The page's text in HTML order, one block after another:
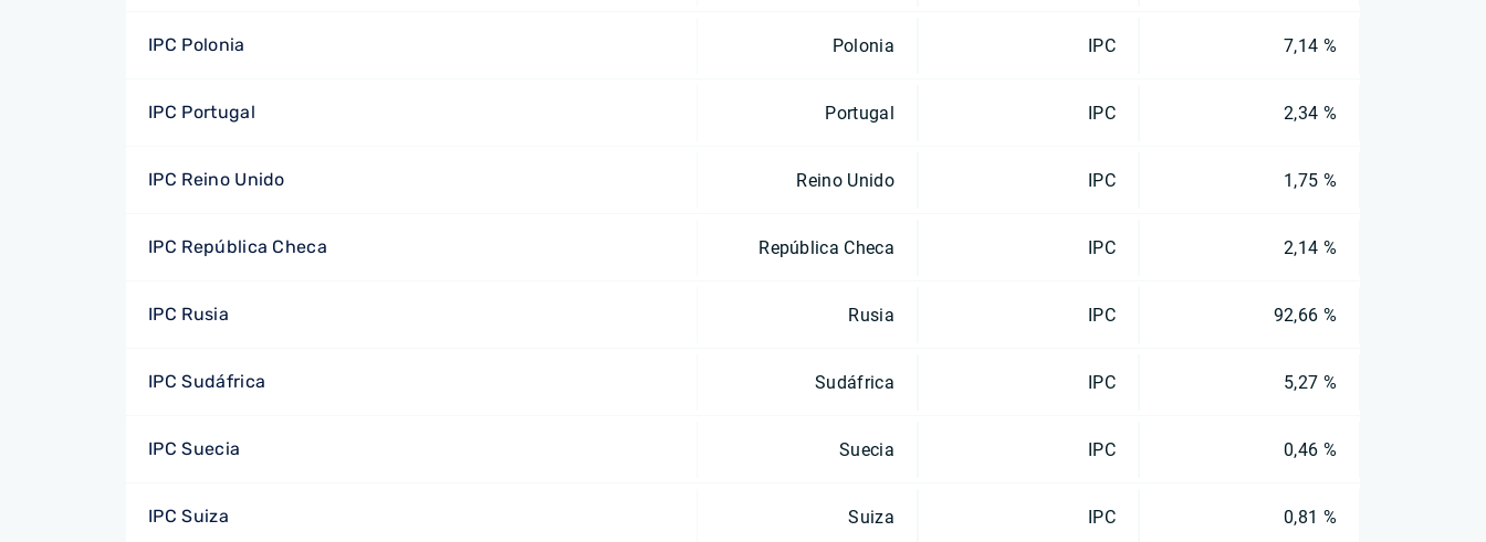
IPC Polonia Polonia IPC 7,14 %
IPC Portugal Portugal IPC 2,34 %
IPC Reino Unido Reino Unido IPC 1,75 %
IPC República Checa República Checa IPC 2,14 %
IPC Rusia Rusia IPC 92,66 %
IPC Sudáfrica Sudáfrica IPC 5,27 %
IPC Suecia Suecia IPC 0,46 %
IPC Suiza Suiza IPC 0,81 %